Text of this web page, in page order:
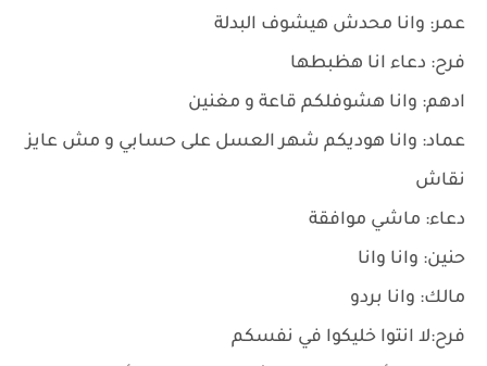
عمر: وانا محدش هيشوف البدلة
فرح: دعاء انا هظبطها
ادهم: وانا هشوفلكم قاعة و مغنين
عماد: وانا هوديكم شهر العسل على حسابي و مش عايز
نقاش
دعاء: ماشي موافقة
حنين: وانا وانا
مالك: وانا بردو
فرح:لا انتوا خليكوا في نفسكم